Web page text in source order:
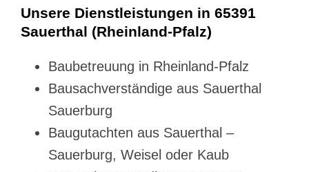
Unsere Dienstleistungen in 65391
Sauerthal (Rheinland-Pfalz)
Baubetreuung in Rheinland-Pfalz
Bausachverständige aus Sauerthal
Sauerburg
Baugutachten aus Sauerthal –
Sauerburg, Weisel oder Kaub